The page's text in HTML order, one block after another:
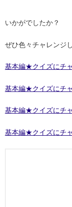
いかがでしたか？
ぜひ色々チャレンジ
基本編★クイズにチ
基本編★クイズにチ
基本編★クイズにチ
基本編★クイズにチ